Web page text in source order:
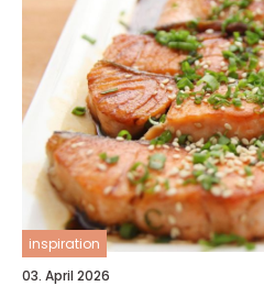
inspiration
03. April 2026